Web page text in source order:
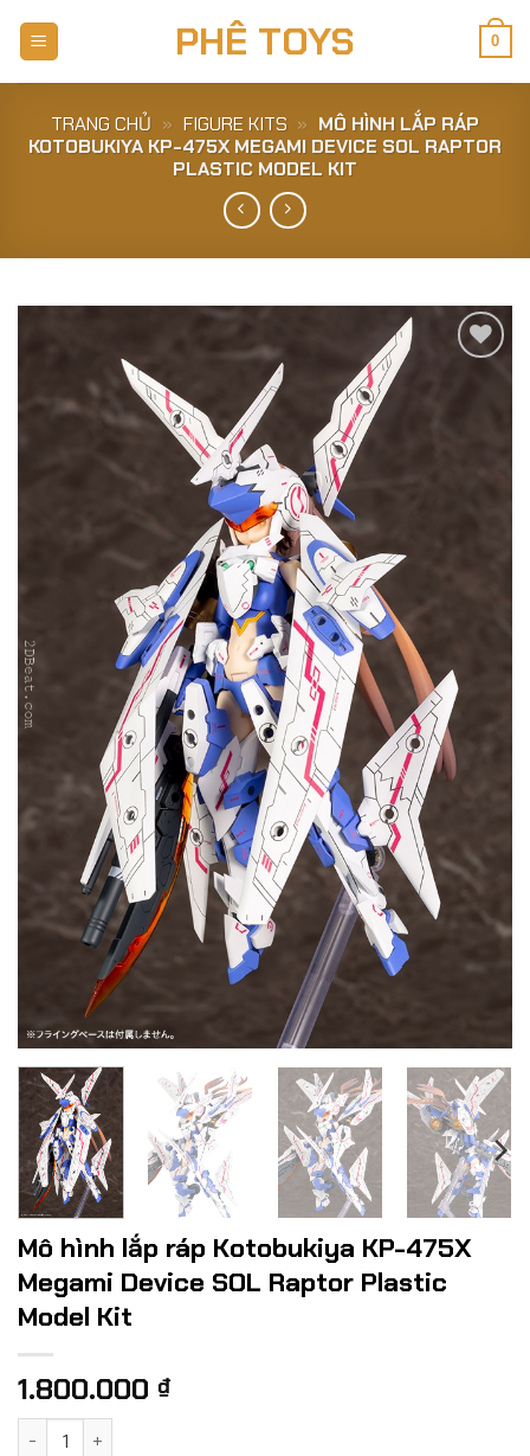
PHÊ TOYS 0
TRANG CHỦ » FIGURE KITS » MÔ HÌNH LẮP RÁP
KOTOBUKIYA KP-475X MEGAMI DEVICE SOL RAPTOR
PLASTIC MODEL KIT
Mô hình lắp ráp Kotobukiya KP-475X
Megami Device SOL Raptor Plastic
Model Kit
1.800.000 ₫